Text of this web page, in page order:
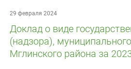
29 февраля 2024
Доклад о виде
(надзора),
Мглинского района за